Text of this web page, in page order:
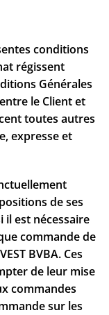
conditions
régissent
Générales
le Client et
toutes autres
expresse et
de ses
il est nécessaire
commande de
BVBA. Ces
de leur mise
commandes
sur les